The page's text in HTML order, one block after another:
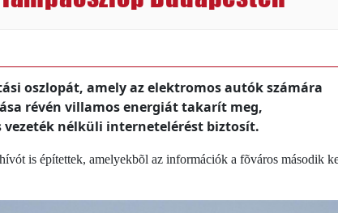
oszlopát, amely az elektromos autók számára
révén villamos energiát takarít meg,
nélküli internetelérést biztosít.
is építettek, amelyekbõl az információk a fõváros második